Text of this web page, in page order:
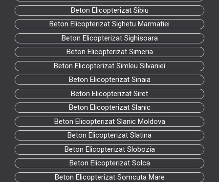
Beton Elicopterizat Sibiu
Beton Elicopterizat Sighetu Marmatiei
Beton Elicopterizat Sighisoara
Beton Elicopterizat Simeria
Beton Elicopterizat Simleu Silvaniei
Beton Elicopterizat Sinaia
Beton Elicopterizat Siret
Beton Elicopterizat Slanic
Beton Elicopterizat Slanic Moldova
Beton Elicopterizat Slatina
Beton Elicopterizat Slobozia
Beton Elicopterizat Solca
Beton Elicopterizat Somcuta Mare